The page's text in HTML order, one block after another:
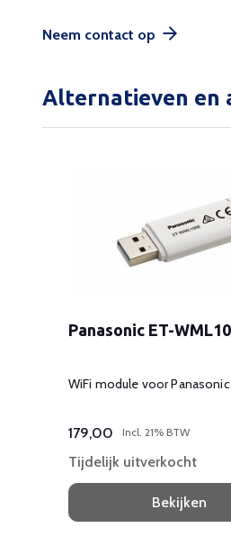
Neem contact op
Alternatieven en
Panasonic ET-
WiFi module voor
179,00 Incl. 21% BTW
Tijdelijk uitverkocht
Bekijken